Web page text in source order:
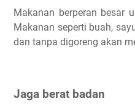
Makanan berperan besar
Makanan seperti buah,
dan tanpa digoreng akan
Jaga berat badan